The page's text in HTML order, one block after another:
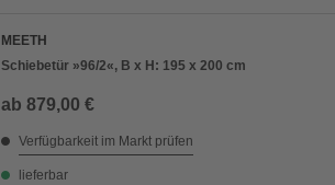
MEETH
Schiebetür »96/2«, B x H: 195 x 200 cm
ab 879,00 €
Verfügbarkeit im Markt prüfen
lieferbar